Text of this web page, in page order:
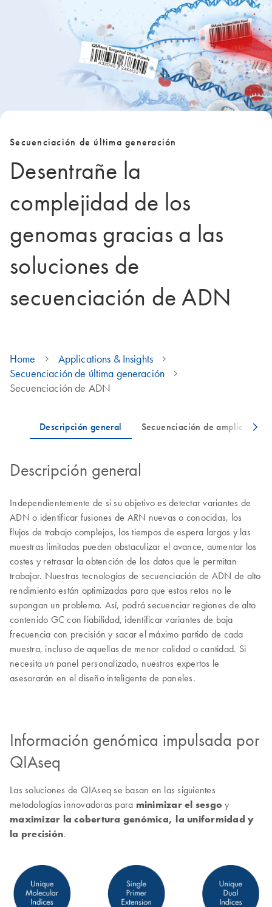
Secuenciación de última generación
Desentrañe la
complejidad de los
genomas gracias a las
soluciones de
secuenciación de ADN
Home
Applications & Insights
Secuenciación de última generación
Secuenciación de ADN
Descripción general
Independientemente de si su objetivo es detectar variantes de
ADN o identificar fusiones de ARN nuevas o conocidas, los
flujos de trabajo complejos, los tiempos de espera largos y las
muestras limitadas pueden obstaculizar el avance, aumentar los
costes y retrasar la obtención de los datos que le permitan
trabajar. Nuestras tecnologías de secuenciación de ADN de alto
rendimiento están optimizadas para que estos retos no le
supongan un problema. Así, podrá secuenciar regiones de alto
contenido GC con fiabilidad, identificar variantes de baja
frecuencia con precisión y sacar el máximo partido de cada
muestra, incluso de aquellas de menor calidad o cantidad. Si
necesita un panel personalizado, nuestros expertos le
asesorarán en el diseño inteligente de paneles.
Información genómica impulsada por
QIAseq
Las soluciones de QIAseq se basan en las siguientes
metodologías innovadoras para minimizar el sesgo y
maximizar la cobertura genómica, la uniformidad y
la precisión.